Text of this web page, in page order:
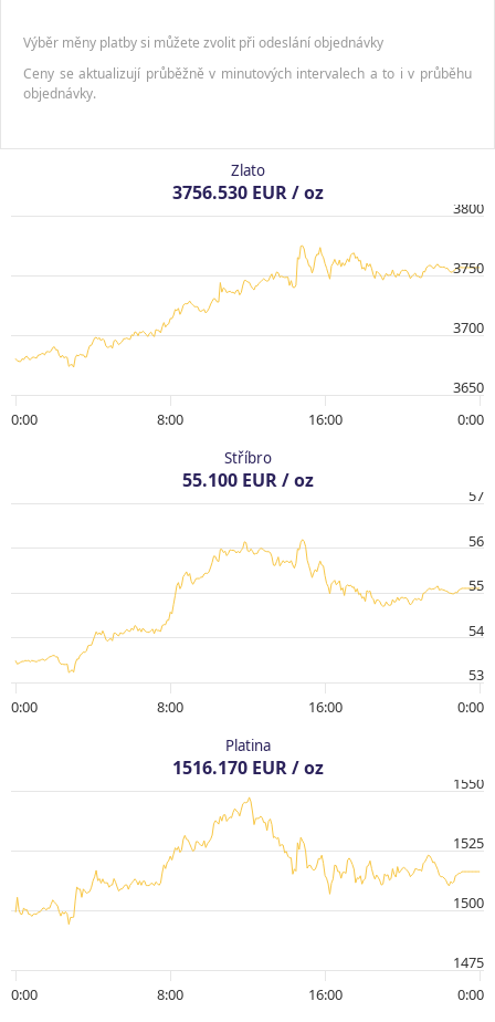
Výběr měny platby si můžete zvolit při odeslání objednávky
Ceny se aktualizují průběžně v minutových intervalech a to i v průběhu
objednávky.
Zlato
3756.530 EUR / oz
0:00 8:00 16:00 0:00
3650
3700
3750
3800
Stříbro
55.100 EUR / oz
0:00 8:00 16:00 0:00
53
54
55
56
57
Platina
1516.170 EUR / oz
0:00 8:00 16:00 0:00
1475
1500
1525
1550